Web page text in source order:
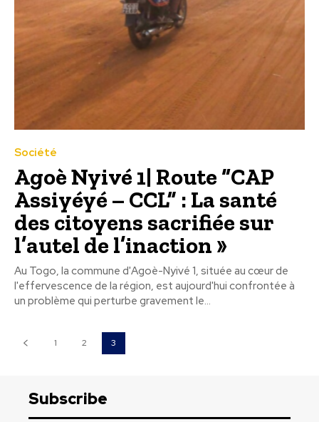
Société
Agoè Nyivé 1| Route “CAP
Assiyéyé – CCL” : La santé
des citoyens sacrifiée sur
l’autel de l’inaction »
Au Togo, la commune d'Agoè-Nyivé 1, située au cœur de
l'effervescence de la région, est aujourd'hui confrontée à
un problème qui perturbe gravement le...
1 2 3
Subscribe